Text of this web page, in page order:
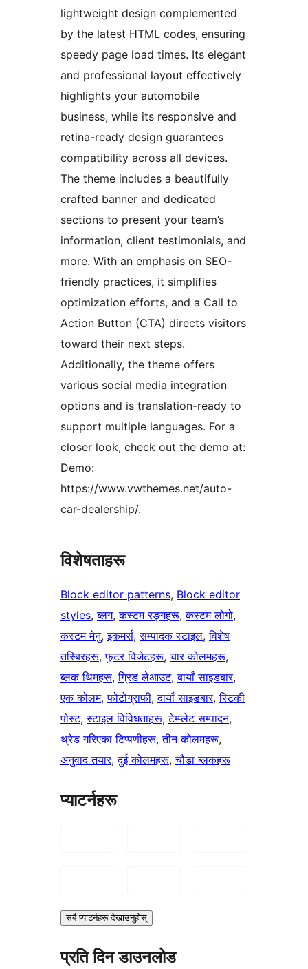
lightweight design complemented
by the latest HTML codes, ensuring
speedy page load times. Its elegant
and professional layout effectively
highlights your automobile
business, while its responsive and
retina-ready design guarantees
compatibility across all devices.
The theme includes a beautifully
crafted banner and dedicated
sections to present your team’s
information, client testimonials, and
more. With an emphasis on SEO-
friendly practices, it simplifies
optimization efforts, and a Call to
Action Button (CTA) directs visitors
toward their next steps.
Additionally, the theme offers
various social media integration
options and is translation-ready to
support multiple languages. For a
closer look, check out the demo at:
Demo:
https://www.vwthemes.net/auto-
car-dealership/.
विशेषताहरू
Block editor patterns, Block editor
styles, ब्लग, कस्टम रङ्गहरू, कस्टम लोगो
कस्टम मेनु, इकमर्स, सम्पादक स्टाइल, विशेष
तस्बिरहरू, फुटर विजेटहरू, चार कोलमहरू
ब्लक थिमहरू, ग्रिड लेआउट, बायाँ साइडबार
एक कोलम, फोटोग्राफी, दायाँ साइडबार, स्टिकी
पोस्ट, स्टाइल विविधताहरू, टेम्प्लेट सम्पादन
थ्रेड गरिएका टिप्पणीहरू, तीन कोलमहरू
अनुवाद तयार, दुई कोलमहरू, चौडा ब्लकहरू
प्याटर्नहरू
सबै प्याटर्नहरू देखाउनुहोस्
प्रति दिन डाउनलोड